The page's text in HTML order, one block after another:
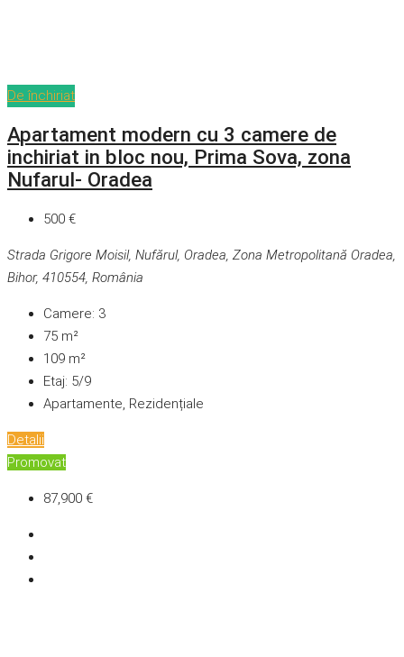
De închiriat
Apartament modern cu 3 camere de
inchiriat in bloc nou, Prima Sova, zona
Nufarul- Oradea
500 €
Strada Grigore Moisil, Nufărul, Oradea, Zona Metropolitană Oradea,
Bihor, 410554, România
Camere: 3
75 m²
109 m²
Etaj: 5/9
Apartamente, Rezidențiale
Detalii
Promovat
87,900 €